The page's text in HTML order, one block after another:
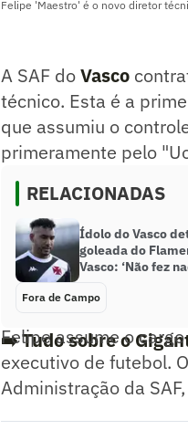
Felipe 'Maestro' é o novo diretor
A SAF doVasco
técnico. Esta é a
que assumiu o
primeramente pelo
RELACIONADAS
Ídolo do Vasco
goleada do
Vasco: ‘Não fez
Fora de Campo
➡️ Tudo sobre o
Felipe assume o
executivo de futebol.
Administração da